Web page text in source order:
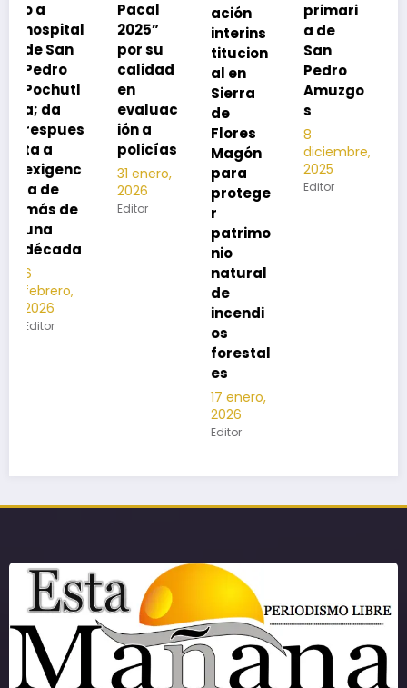
Pacal
2025”
por su
calidad
en
evaluac
ión a
policías
31 enero,
2026
Editor
ación
interins
titucion
al en
Sierra
de
Flores
Magón
para
protege
r
primari
a de
San
Pedro
Amuzgo
s
8
diciembre,
2025
Editor
para
preveni
r la
neumon
ía
2025
Editor